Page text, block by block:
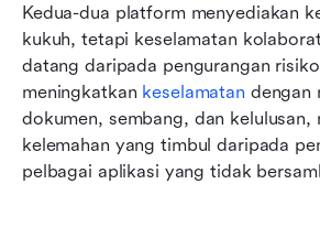
Kedua-dua platform menyediakan
kukuh, tetapi keselamatan
datang daripada pengurangan
meningkatkan keselamatan dengan
dokumen, sembang, dan kelulusan,
kelemahan yang timbul daripada
pelbagai aplikasi yang tidak